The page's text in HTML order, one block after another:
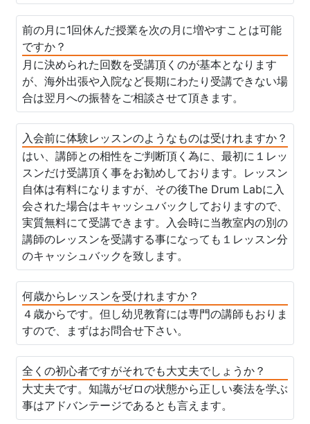
前の月に1回休んだ授業を次の月に増やすことは可能
ですか？
月に決められた回数を受講頂くのが基本となります
が、海外出張や入院など長期にわたり受講できない場
合は翌月への振替をご相談させて頂きます。
入会前に体験レッスンのようなものは受けれますか？
はい、講師との相性をご判断頂く為に、最初に１レッ
スンだけ受講頂く事をお勧めしております。レッスン
自体は有料になりますが、その後The Drum Labに入
会された場合はキャッシュバックしておりますので、
実質無料にて受講できます。入会時に当教室内の別の
講師のレッスンを受講する事になっても１レッスン分
のキャッシュバックを致します。
何歳からレッスンを受けれますか？
４歳からです。但し幼児教育には専門の講師もおりま
すので、まずはお問合せ下さい。
全くの初心者ですがそれでも大丈夫でしょうか？
大丈夫です。知識がゼロの状態から正しい奏法を学ぶ
事はアドバンテージであるとも言えます。